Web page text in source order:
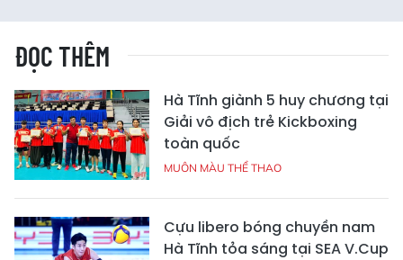
ĐỌC THÊM
Hà Tĩnh giành 5 huy chương tại
Giải vô địch trẻ Kickboxing
toàn quốc
MUÔN MÀU THỂ THAO
Cựu libero bóng chuyền nam
Hà Tĩnh tỏa sáng tại SEA V.Cup